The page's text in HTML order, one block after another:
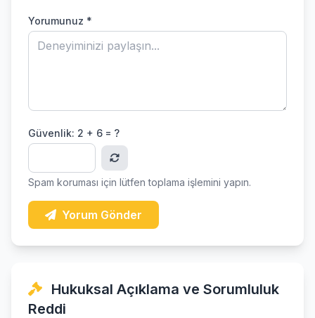
Yorumunuz *
Güvenlik: 2 + 6 = ?
Spam koruması için lütfen toplama işlemini yapın.
Yorum Gönder
Hukuksal Açıklama ve Sorumluluk
Reddi